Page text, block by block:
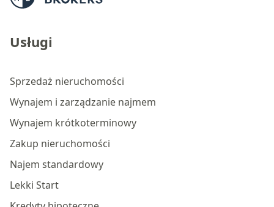
Usługi
Sprzedaż nieruchomości
Wynajem i zarządzanie najmem
Wynajem krótkoterminowy
Zakup nieruchomości
Najem standardowy
Lekki Start